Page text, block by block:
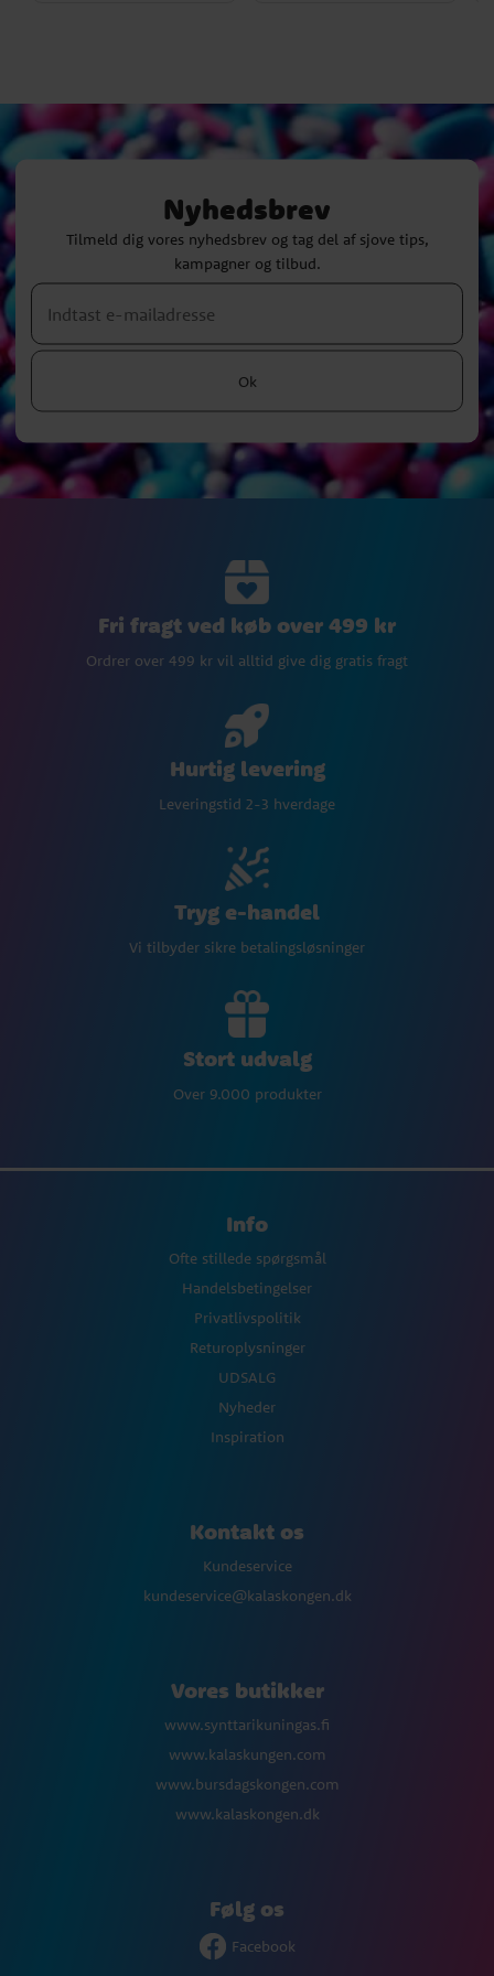
Nyhedsbrev
Tilmeld dig vores nyhedsbrev og tag del af sjove tips,
kampagner og tilbud.
Ok
Fri fragt ved køb over 499 kr
Ordrer over 499 kr vil alltid give dig gratis fragt
Hurtig levering
Leveringstid 2-3 hverdage
Tryg e-handel
Vi tilbyder sikre betalingsløsninger
Stort udvalg
Over 9.000 produkter
Info
Ofte stillede spørgsmål
Handelsbetingelser
Privatlivspolitik
Returoplysninger
UDSALG
Nyheder
Inspiration
Kontakt os
Kundeservice
kundeservice@kalaskongen.dk
Vores butikker
www.synttarikuningas.fi
www.kalaskungen.com
www.bursdagskongen.com
www.kalaskongen.dk
Følg os
Facebook